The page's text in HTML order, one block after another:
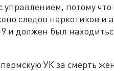
потому что
следов наркотиков и
и должен был
пермскую УК за смерть